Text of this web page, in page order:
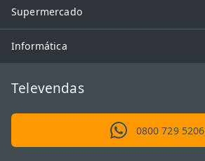
Supermercado
Informática
Televendas
0800 729 5206